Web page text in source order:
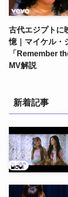
古代エジプトに
憶｜マイケル・
「Remember
MV解説
新着記事